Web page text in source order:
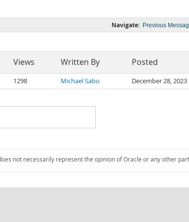
Navigate: Previous
Views Written By Posted
1298 Michael Sabo December 28, 2023
not necessarily represent the opinion of Oracle or any other